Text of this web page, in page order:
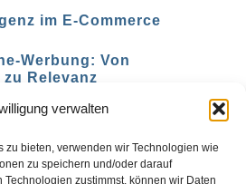
verwalten
zu bieten, verwenden wir Technologien wie
zu speichern und/oder darauf
zustimmst, können wir Daten
im E-Commerce
Werbung: Von
Relevanz
Analyse: Verstehen Sie